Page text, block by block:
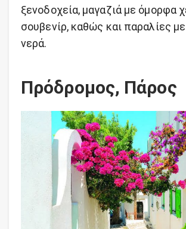
ξενοδοχεία, μαγαζιά με όμορφα
σουβενίρ, καθώς και παραλίες
νερά.
Πρόδρομος, Πάρος